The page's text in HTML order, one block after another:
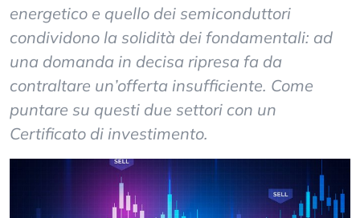
energetico e quello dei semiconduttori
condividono la solidità dei fondamentali: ad
una domanda in decisa ripresa fa da
contraltare un’offerta insufficiente. Come
puntare su questi due settori con un
Certificato di investimento.